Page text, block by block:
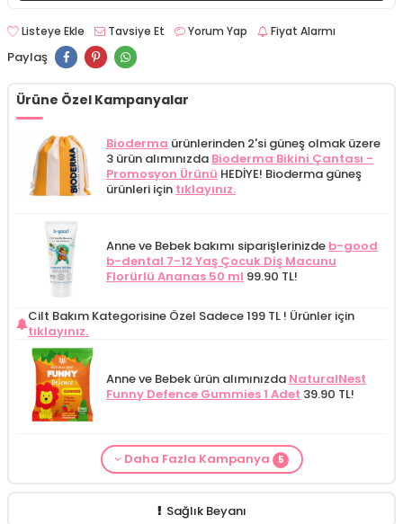
Listeye Ekle Tavsiye Et Yorum Yap Fiyat Alarmı
Paylaş
Ürüne Özel Kampanyalar
Bioderma ürünlerinden 2'si güneş olmak üzere
3 ürün alımınızda Bioderma Bikini Çantası -
Promosyon Ürünü HEDİYE! Bioderma güneş
ürünleri için tıklayınız.
Anne ve Bebek bakımı siparişlerinizde b-good
b-dental 7-12 Yaş Çocuk Diş Macunu
Florürlü Ananas 50 ml 99.90 TL!
Cilt Bakım Kategorisine Özel Sadece 199 TL ! Ürünler için
tıklayınız.
Anne ve Bebek ürün alımınızda NaturalNest
Funny Defence Gummies 1 Adet 39.90 TL!
Anne ve Bebek ürün alımınızdaNaturalNest
From Natura Kadınlar İçin Terleme Karşıtı
Alls Biocosmetics Organik Anti Stretch Mark
Anne ve Bebek bakımı siparişlerinizde
Cilt Bakım ürünü siparişinizdeMamaaura
Daha Fazla Kampanya 5
Sağlık Beyanı